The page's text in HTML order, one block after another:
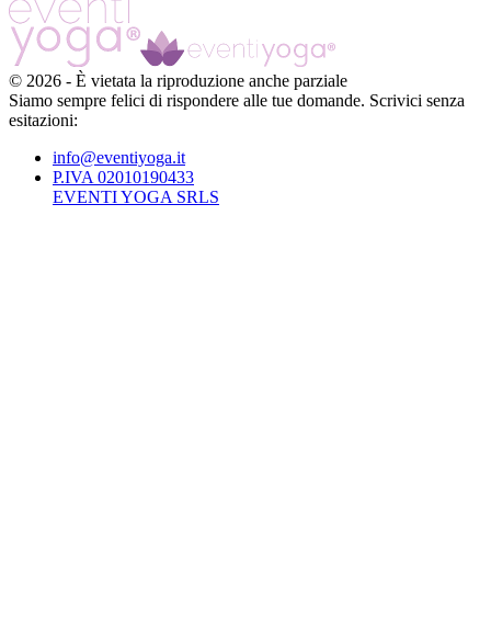
© 2026 - È vietata la riproduzione anche parziale
Siamo sempre felici di rispondere alle tue domande. Scrivici senza
esitazioni:
info@eventiyoga.it
P.IVA 02010190433
EVENTI YOGA SRLS